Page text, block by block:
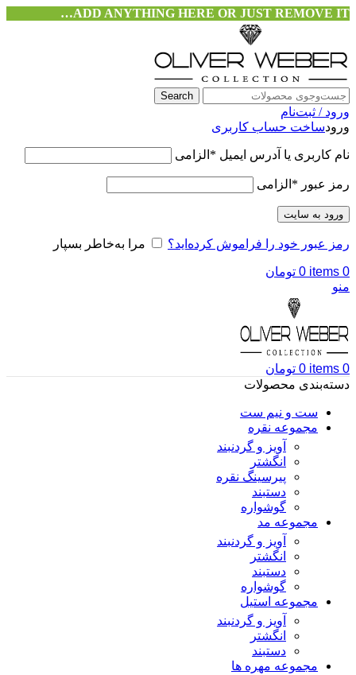
ADD ANYTHING HERE OR JUST REMOVE IT…
Search
ورود / ثبت‌نام
ورودساخت حساب کاربری
نام کاربری یا آدرس ایمیل * الزامی
رمز عبور * الزامی
ورود به سایت
رمز عبور خود را فراموش کرده‌اید؟ مرا به‌خاطر بسپار
0
items
0 تومان
منو
0
items
0 تومان
دسته‌بندی محصولات
ست و نیم ست
مجموعه نقره
آویز و گردنبند
انگشتر
پیرسینگ نقره
دستبند
گوشواره
مجموعه مد
آویز و گردنبند
انگشتر
دستبند
گوشواره
مجموعه استیل
آویز و گردنبند
انگشتر
دستبند
مجموعه مهره ها